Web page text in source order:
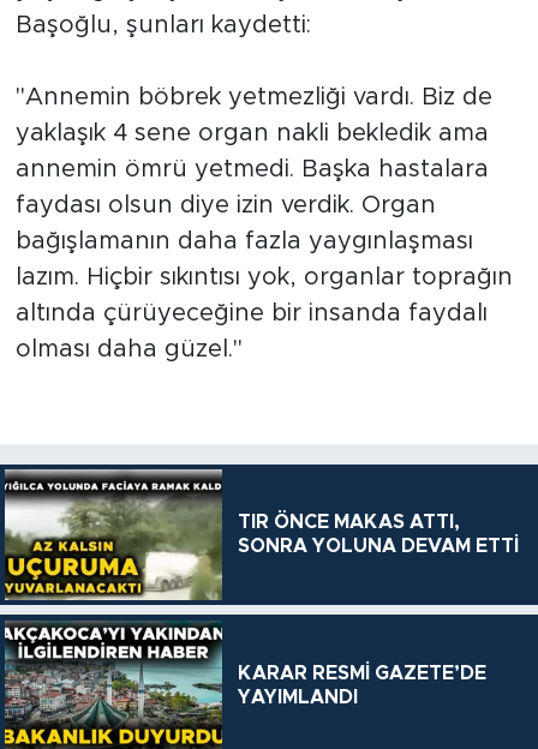
Başoğlu, şunları kaydetti:
"Annemin böbrek yetmezliği vardı. Biz de
yaklaşık 4 sene organ nakli bekledik ama
annemin ömrü yetmedi. Başka hastalara
faydası olsun diye izin verdik. Organ
bağışlamanın daha fazla yaygınlaşması
lazım. Hiçbir sıkıntısı yok, organlar toprağın
altında çürüyeceğine bir insanda faydalı
olması daha güzel."
TIR ÖNCE MAKAS ATTI,
SONRA YOLUNA DEVAM ETTİ
KARAR RESMİ GAZETE’DE
YAYIMLANDI